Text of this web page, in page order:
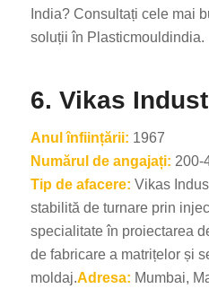
India? Consultați cele mai
soluții în Plasticmouldindia.
6. Vikas
Anul înființării: 1967
Numărul de angajați: 200-
Tip de afacere: Vikas
stabilită de turnare prin
specialitate în proiectarea
de fabricare a matrițelor și
moldaj.Adresa: Mumbai,